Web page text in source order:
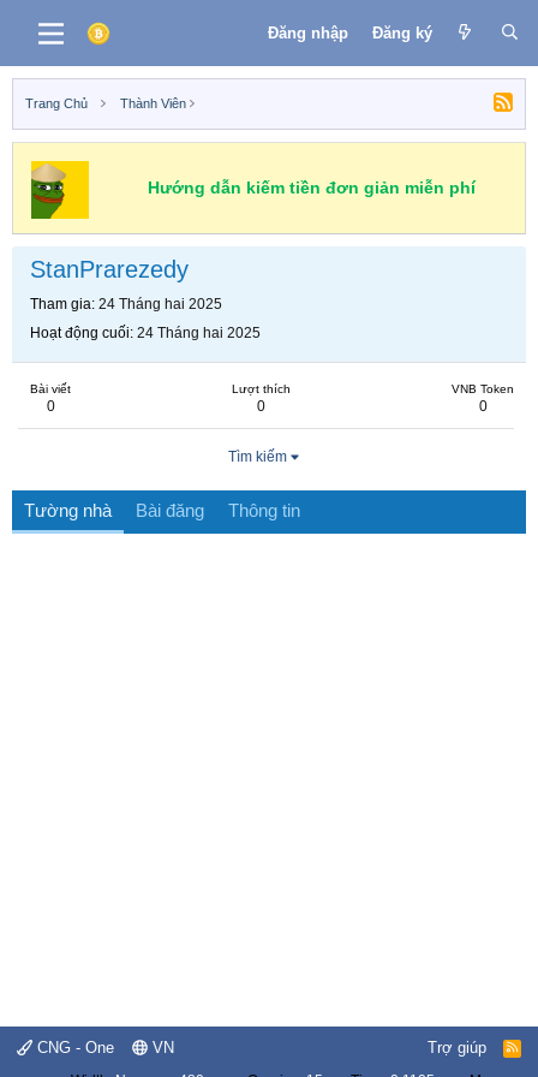
Đăng nhập Đăng ký
Trang Chủ Thành Viên
Hướng dẫn kiếm tiền đơn giản miễn phí
StanPrarezedy
Tham gia 24 Tháng hai 2025
Hoạt động cuối 24 Tháng hai 2025
Bài viết
0
Lượt thích
0
VNB Token
0
Tìm kiếm
Tường nhà Bài đăng Thông tin
CNG - One VN Trợ giúp
R